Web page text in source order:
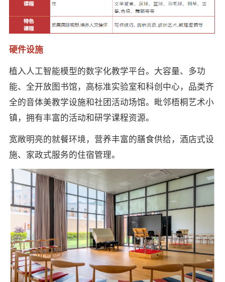
硬件设施
植入人工智能模型的数字化教学平台。大容量、多功
能、全开放图书馆，高标准实验室和科创中心，品类齐
全的音体美教学设施和社团活动场馆。毗邻梧桐艺术小
镇，拥有丰富的活动和研学课程资源。
宽敞明亮的就餐环境，营养丰富的膳食供给，酒店式设
施、家政式服务的住宿管理。